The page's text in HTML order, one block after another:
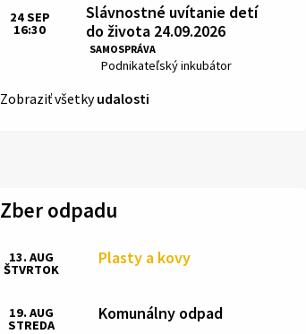
Slávnostné uvítanie detí
do života 24.09.2026
SAMOSPRÁVA
Miesto:
Podnikateľský inkubátor
Čas:
24SEP
16:30
Zobraziť všetkyudalosti
Zber odpadu
Plasty a kovy
13. AUG
ŠTVRTOK
Komunálny odpad
19. AUG
STREDA